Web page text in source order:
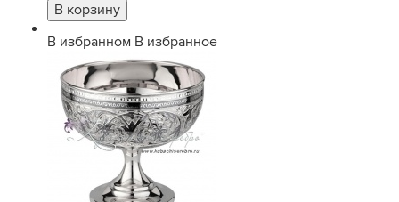
В избранном В избранное